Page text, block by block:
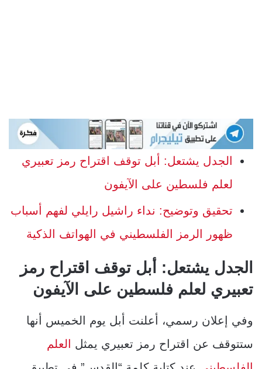
الجدل يشتعل: أبل توقف اقتراح رمز تعبيري
لعلم فلسطين على الآيفون
تحقيق وتوضيح: نداء راشيل رايلي لفهم أسباب
ظهور الرمز الفلسطيني في الهواتف الذكية
الجدل يشتعل: أبل توقف اقتراح رمز
تعبيري لعلم فلسطين على الآيفون
وفي إعلان رسمي، أعلنت أبل يوم الخميس أنها
ستتوقف عن اقتراح رمز تعبيري يمثل العلم